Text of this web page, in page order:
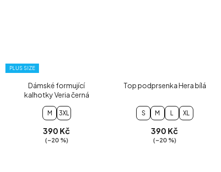
PLUS SIZE
Dámské formující
kalhotky Veria černá
M 3XL
390 Kč
(–20 %)
Top podprsenka Hera bílá
S M XL
390 Kč
(–20 %)